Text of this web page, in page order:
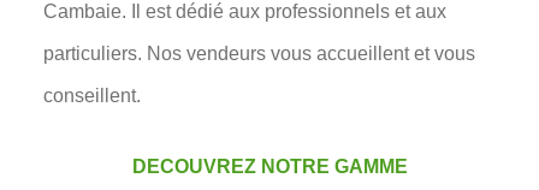
Cambaie. Il est dédié aux professionnels et aux
particuliers. Nos vendeurs vous accueillent et vous
conseillent.
DECOUVREZ NOTRE GAMME